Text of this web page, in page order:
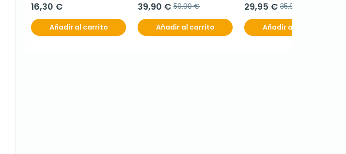
16,30 €
Añadir al carrito
39,90 € 59,90 €
Añadir al carrito
29,95 € 35,80 €
Añadir al carrito